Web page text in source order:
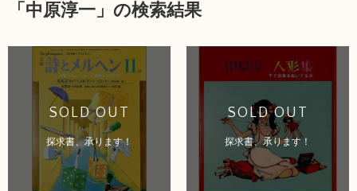
「 中原淳一」の検索結果
SOLD OUT
探求書、承ります！
SOLD OUT
探求書、承ります！